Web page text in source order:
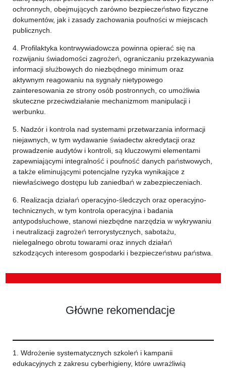
ochronnych, obejmujących zarówno bezpieczeństwo fizyczne
dokumentów, jak i zasady zachowania poufności w miejscach
publicznych.
4. Profilaktyka kontrwywiadowcza powinna opierać się na
rozwijaniu świadomości zagrożeń, ograniczaniu przekazywania
informacji służbowych do niezbędnego minimum oraz
aktywnym reagowaniu na sygnały nietypowego
zainteresowania ze strony osób postronnych, co umożliwia
skuteczne przeciwdziałanie mechanizmom manipulacji i
werbunku.
5. Nadzór i kontrola nad systemami przetwarzania informacji
niejawnych, w tym wydawanie świadectw akredytacji oraz
prowadzenie audytów i kontroli, są kluczowymi elementami
zapewniającymi integralność i poufność danych państwowych,
a także eliminującymi potencjalne ryzyka wynikające z
niewłaściwego dostępu lub zaniedbań w zabezpieczeniach.
6. Realizacja działań operacyjno-śledczych oraz operacyjno-
technicznych, w tym kontrola operacyjna i badania
antypodsłuchowe, stanowi niezbędne narzędzia w wykrywaniu
i neutralizacji zagrożeń terrorystycznych, sabotażu,
nielegalnego obrotu towarami oraz innych działań
szkodzących interesom gospodarki i bezpieczeństwu państwa.
Główne rekomendacje
1. Wdrożenie systematycznych szkoleń i kampanii
edukacyjnych z zakresu cyberhigieny, które uwrażliwią